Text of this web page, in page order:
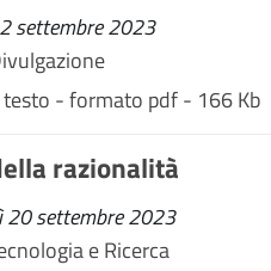
settembre 2023
testo - formato pdf - 166 Kb
razionalità
20 settembre 2023
e Ricerca